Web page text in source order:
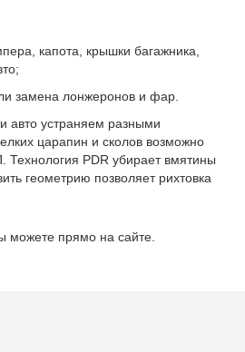
капота, крышки багажника,
замена лонжеронов и фар.
авто устраняем разными
царапин и сколов возможно
Технология PDR убирает вмятины
геометрию позволяет рихтовка
можете прямо на сайте.